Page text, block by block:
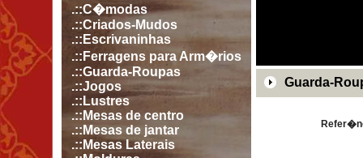
.::C�modas
.::Criados-Mudos
.::Escrivaninhas
.::Ferragens para Arm�rios
.::Guarda-Roupas
.::Jogos
.::Lustres
.::Mesas de centro
.::Mesas de jantar
.::Mesas Laterais
Guarda-